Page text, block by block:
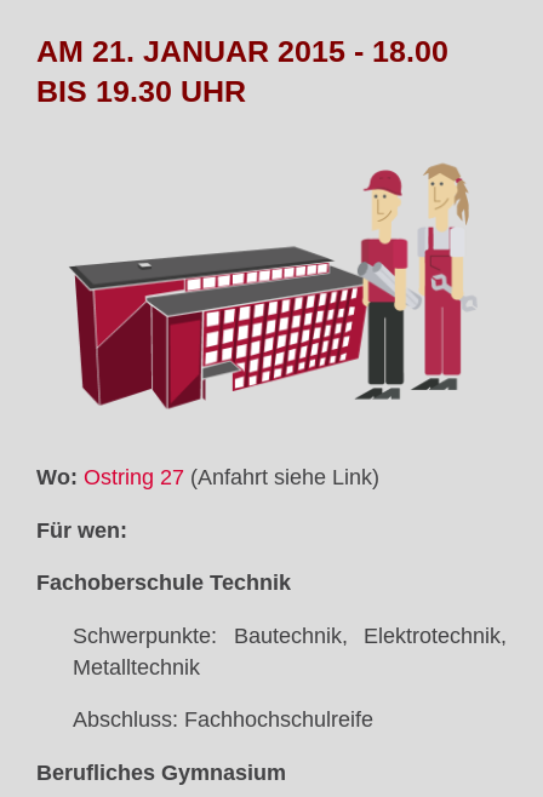
AM 21. JANUAR 2015 - 18.00
BIS 19.30 UHR
Wo: Ostring 27 (Anfahrt siehe Link)
Für wen:
Fachoberschule Technik
Schwerpunkte: Bautechnik, Elektrotechnik,
Metalltechnik
Abschluss: Fachhochschulreife
Berufliches Gymnasium